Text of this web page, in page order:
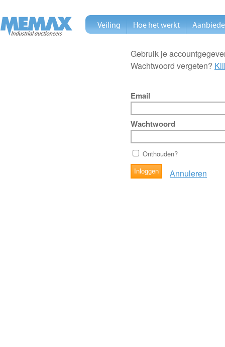
Gebruik je
Wachtwoord vergeten?
Email
Wachtwoord
Onthouden?
Annuleren
Veiling Hoe het werkt